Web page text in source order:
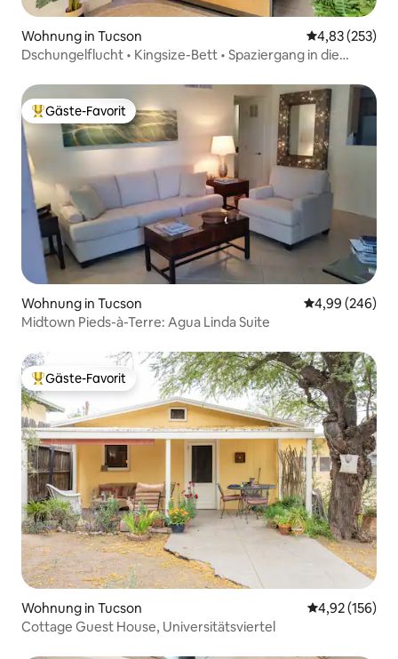
Wohnung in Tucson
4,83 (253)
Dschungelflucht • Kingsize-Bett • Spaziergang in die
Beliebter Gäste-Favorit.
Gäste-Favorit
Wohnung in Tucson
4,99 (246)
Midtown Pieds-à-Terre: Agua Linda Suite
Beliebter Gäste-Favorit.
Gäste-Favorit
Wohnung in Tucson
4,92 (156)
Cottage Guest House, Universitätsviertel